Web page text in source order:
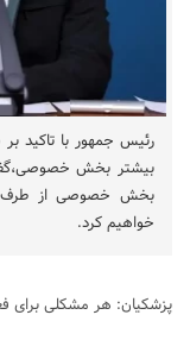
رئیس جمهور با تاکید
بیشتر بخش
بخش خصوصی از طرف
خواهیم کرد.
پزشکیان: هر مشکلی